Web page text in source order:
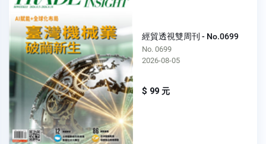
經貿透視雙周刊 - No.0699
No. 0699
2026-08-05
$ 99 元